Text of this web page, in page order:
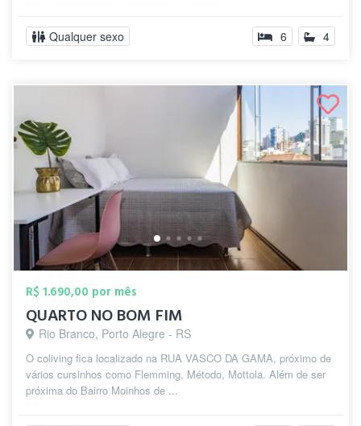
Qualquer sexo 6 4
R$ 1.690,00 por mês
QUARTO NO BOM FIM
Rio Branco, Porto Alegre - RS
O coliving fica localizado na RUA VASCO DA GAMA, próximo de
vários cursinhos como Flemming, Método, Mottola. Além de ser
próxima do Bairro Moinhos de ...